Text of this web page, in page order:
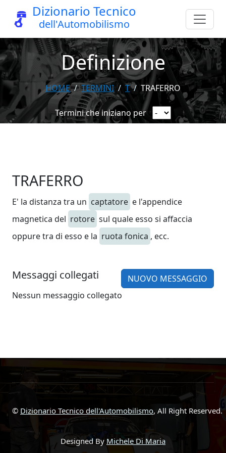
Dizionario Tecnico
dell'Automobilismo
Definizione
HOME TERMINI T TRAFERRO
Termini che iniziano per
TRAFERRO
E' la distanza tra un captatore e l'appendice
magnetica del rotore sul quale esso si affaccia
oppure tra di esso e la ruota fonica , ecc.
Messaggi collegati
NUOVO MESSAGGIO
Nessun messaggio collegato
© Dizionario Tecnico dell'Automobilismo, All Right Reserved.
Designed By Michele Di Maria